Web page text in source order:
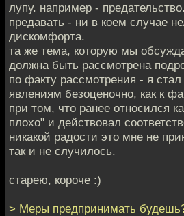
лупу. например - предательство.
предавать - ни в коем случае
дискомфорта.
та же тема, которую мы
должна быть рассмотрена
по факту рассмотрения - я
явлениям безоценочно, как к
при том, что ранее относился
плохо" и действовал
никакой радости это мне не
так и не случилось.
старею, короче :)
> Меры предпринимать